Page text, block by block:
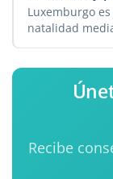
Luxemburgo
natalidad
Recibe